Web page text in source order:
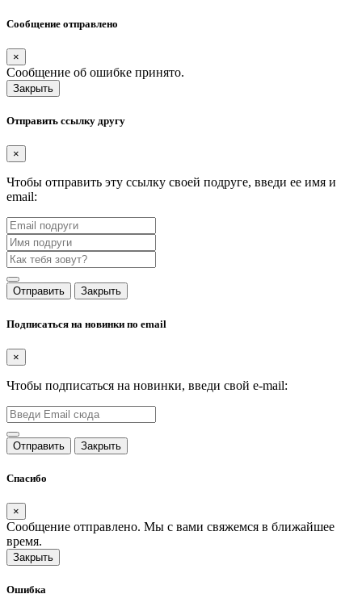
Сообщение отправлено
×
Сообщение об ошибке принято.
Закрыть
Отправить ссылку другу
×
Чтобы отправить эту ссылку своей подруге, введи ее имя и
email:
Отправить Закрыть
Подписаться на новинки по email
×
Чтобы подписаться на новинки, введи свой e-mail:
Отправить Закрыть
Спасибо
×
Сообщение отправлено. Мы с вами свяжемся в ближайшее
время.
Закрыть
Ошибка